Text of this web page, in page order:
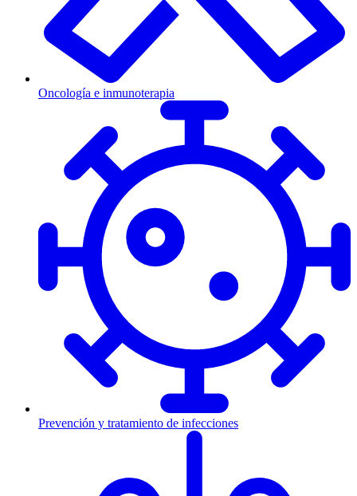
Oncología e inmunoterapia
Prevención y tratamiento de infecciones